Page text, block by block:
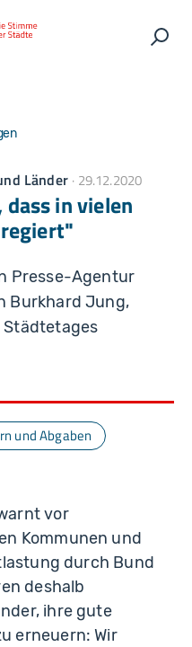
Länder 29.12.2020
in vielen
Presse-Agentur
Burkhard Jung,
Städtetages
und Abgaben
vor
Kommunen und
durch Bund
deshalb
ihre gute
erneuern: Wir